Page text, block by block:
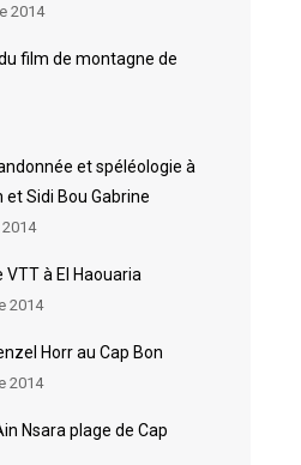
2014
film de montagne de
et spéléologie à
et Sidi Bou Gabrine
VTT à El Haouaria
2014
Horr au Cap Bon
2014
Nsara plage de Cap